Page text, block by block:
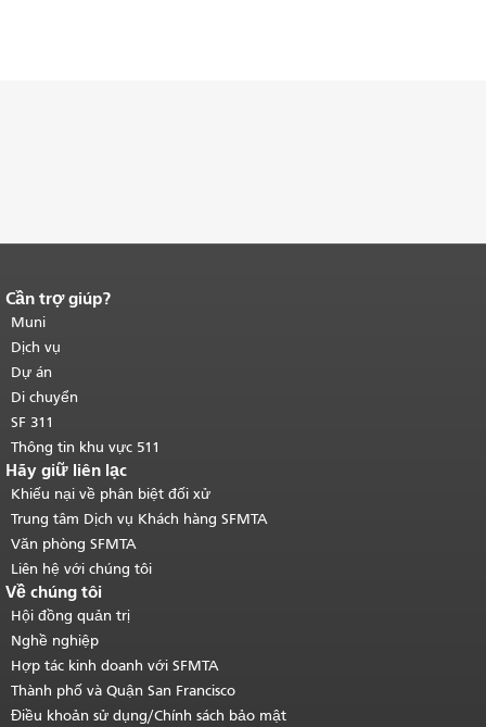
Kết thúc nội dung trang.
của trang này được lặp lại trên mọi
trang.Quay lại đầu trang nội dung
chính.
Cần trợ giúp?
Muni
Dịch vụ
Dự án
Di chuyển
SF 311
Thông tin khu vực 511
Hãy giữ liên lạc
Khiếu nại về phân biệt đối xử
Trung tâm Dịch vụ Khách hàng SFMTA
Văn phòng SFMTA
Liên hệ với chúng tôi
Về chúng tôi
Hội đồng quản trị
Nghề nghiệp
Hợp tác kinh doanh với SFMTA
Thành phố và Quận San Francisco
Điều khoản sử dụng/Chính sách bảo mật